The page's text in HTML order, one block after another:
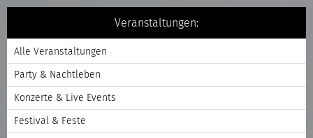
Veranstaltungen:
Alle Veranstaltungen
Party & Nachtleben
Konzerte & Live Events
Festival & Feste